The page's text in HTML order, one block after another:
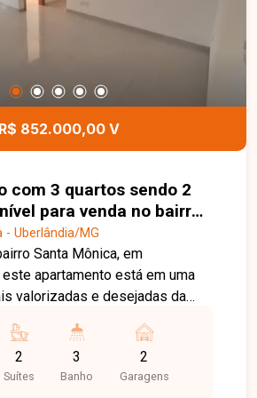
R$ 852.000,00 V
com 3 quartos sendo 2
para venda no bairro
em Uberlândia-MG
- Uberlândia/MG
Santa Mônica, em
este apartamento está em uma
valorizadas e desejadas da
avenidas e proximidade
escolas, farmácias,
Universidade Federal de
2
Suítes
3
Banho
2
Garagens